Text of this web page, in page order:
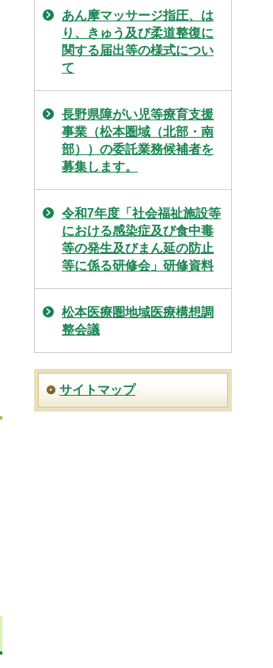
あん摩マッサージ指圧、は
り、きゅう及び柔道整復に
関する届出等の様式につい
て
長野県障がい児等療育支援
事業（松本圏域（北部・南
部））の委託業務候補者を
募集します。
令和7年度「社会福祉施設等
における感染症及び食中毒
等の発生及びまん延の防止
等に係る研修会」研修資料
松本医療圏地域医療構想調
整会議
サイトマップ